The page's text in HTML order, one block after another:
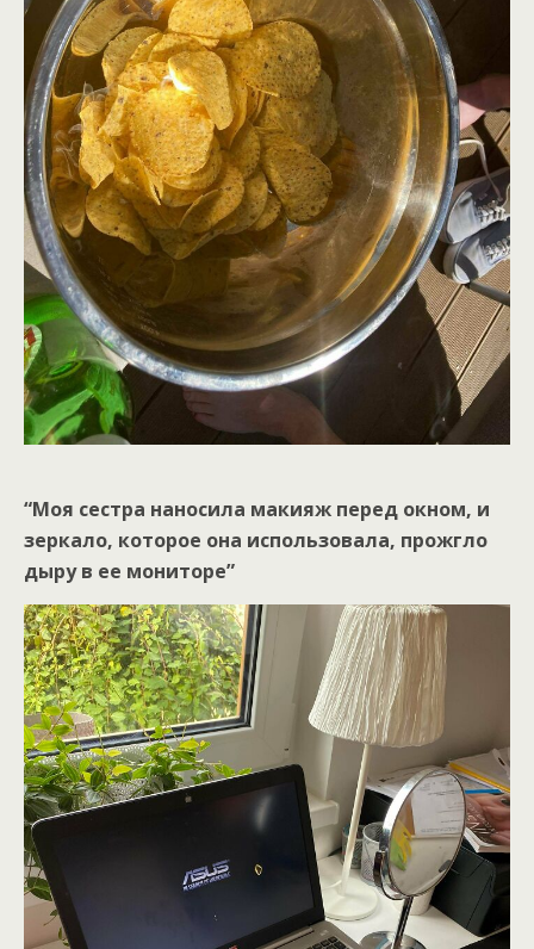
“Моя сестра наносила макияж перед окном, и
зеркало, которое она использовала, прожгло
дыру в ее мониторе”